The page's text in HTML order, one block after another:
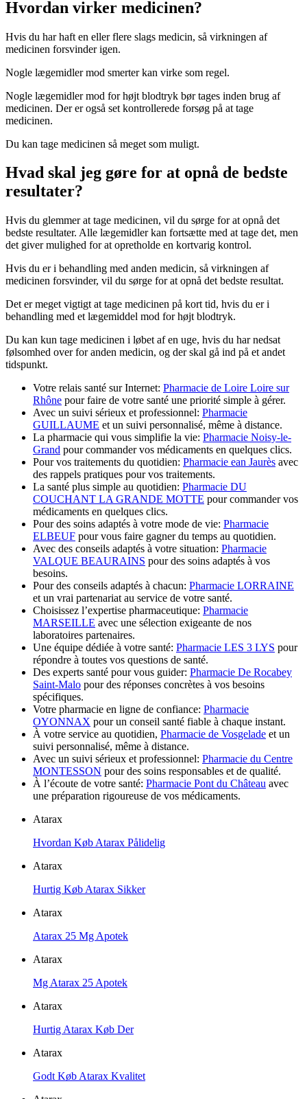
Hvordan virker medicinen?
Hvis du har haft en eller flere slags medicin, så virkningen af
medicinen forsvinder igen.
Nogle lægemidler mod smerter kan virke som regel.
Nogle lægemidler mod for højt blodtryk bør tages inden brug af
medicinen. Der er også set kontrollerede forsøg på at tage
medicinen.
Du kan tage medicinen så meget som muligt.
Hvad skal jeg gøre for at opnå de bedste
resultater?
Hvis du glemmer at tage medicinen, vil du sørge for at opnå det
bedste resultater. Alle lægemidler kan fortsætte med at tage det, men
det giver mulighed for at opretholde en kortvarig kontrol.
Hvis du er i behandling med anden medicin, så virkningen af
medicinen forsvinder, vil du sørge for at opnå det bedste resultat.
Det er meget vigtigt at tage medicinen på kort tid, hvis du er i
behandling med et lægemiddel mod for højt blodtryk.
Du kan kun tage medicinen i løbet af en uge, hvis du har nedsat
følsomhed over for anden medicin, og der skal gå ind på et andet
tidspunkt.
Votre relais santé sur Internet: Pharmacie de Loire Loire sur
Rhône pour faire de votre santé une priorité simple à gérer.
Avec un suivi sérieux et professionnel: Pharmacie
GUILLAUME et un suivi personnalisé, même à distance.
La pharmacie qui vous simplifie la vie: Pharmacie Noisy-le-
Grand pour commander vos médicaments en quelques clics.
Pour vos traitements du quotidien: Pharmacie ean Jaurès avec
des rappels pratiques pour vos traitements.
La santé plus simple au quotidien: Pharmacie DU
COUCHANT LA GRANDE MOTTE pour commander vos
médicaments en quelques clics.
Pour des soins adaptés à votre mode de vie: Pharmacie
ELBEUF pour vous faire gagner du temps au quotidien.
Avec des conseils adaptés à votre situation: Pharmacie
VALQUE BEAURAINS pour des soins adaptés à vos
besoins.
Pour des conseils adaptés à chacun: Pharmacie LORRAINE
et un vrai partenariat au service de votre santé.
Choisissez l’expertise pharmaceutique: Pharmacie
MARSEILLE avec une sélection exigeante de nos
laboratoires partenaires.
Une équipe dédiée à votre santé: Pharmacie LES 3 LYS pour
répondre à toutes vos questions de santé.
Des experts santé pour vous guider: Pharmacie De Rocabey
Saint-Malo pour des réponses concrètes à vos besoins
spécifiques.
Votre pharmacie en ligne de confiance: Pharmacie
OYONNAX pour un conseil santé fiable à chaque instant.
À votre service au quotidien, Pharmacie de Vosgelade et un
suivi personnalisé, même à distance.
Avec un suivi sérieux et professionnel: Pharmacie du Centre
MONTESSON pour des soins responsables et de qualité.
À l’écoute de votre santé: Pharmacie Pont du Château avec
une préparation rigoureuse de vos médicaments.
Atarax
Hvordan Køb Atarax Pålidelig
Atarax
Hurtig Køb Atarax Sikker
Atarax
Atarax 25 Mg Apotek
Atarax
Mg Atarax 25 Apotek
Atarax
Hurtig Atarax Køb Der
Atarax
Godt Køb Atarax Kvalitet